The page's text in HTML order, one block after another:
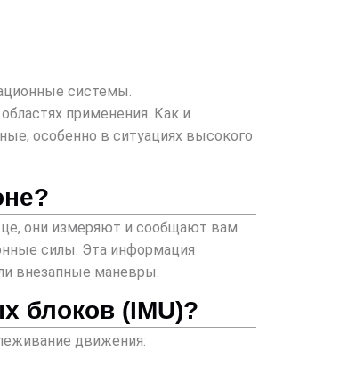
системы.
применения. Как и
особенно в ситуациях высокого
они измеряют и сообщают вам
силы. Эта информация
внезапные маневры.
блоков (IMU)?
движения: